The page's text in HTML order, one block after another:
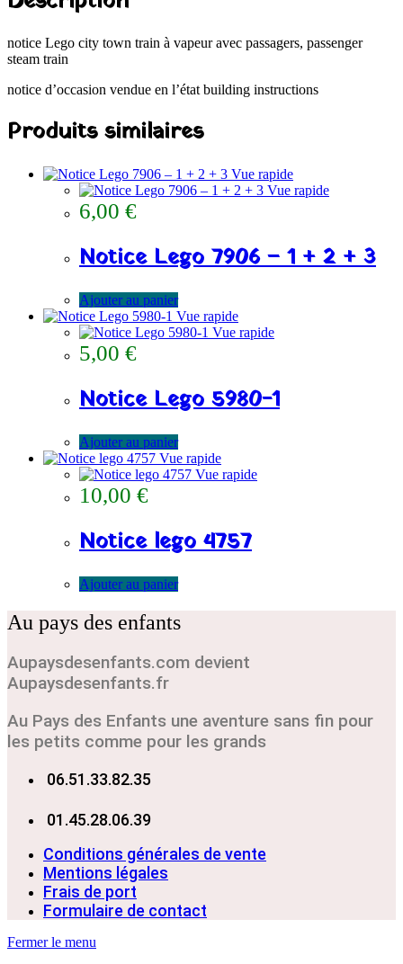
notice Lego city town train à vapeur avec passagers, passenger
steam train
notice d’occasion vendue en l’état building instructions
Produits similaires
Vue rapide
Vue rapide
6,00 €
Notice Lego 7906 – 1 + 2 + 3
Ajouter au panier
Vue rapide
Vue rapide
5,00 €
Notice Lego 5980-1
Ajouter au panier
Vue rapide
Vue rapide
10,00 €
Notice lego 4757
Ajouter au panier
Au pays des enfants
Aupaysdesenfants.com devient
Aupaysdesenfants.fr
Au Pays des Enfants une aventure sans fin pour
les petits comme pour les grands
06.51.33.82.35
01.45.28.06.39
Conditions générales de vente
Mentions légales
Frais de port
Formulaire de contact
Fermer le menu